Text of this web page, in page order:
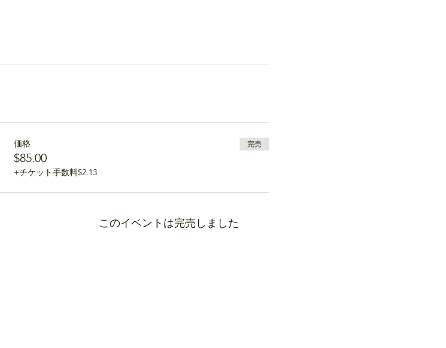
価格
$85.00
+チケット手数料$2.13
完売
このイベントは完売しました